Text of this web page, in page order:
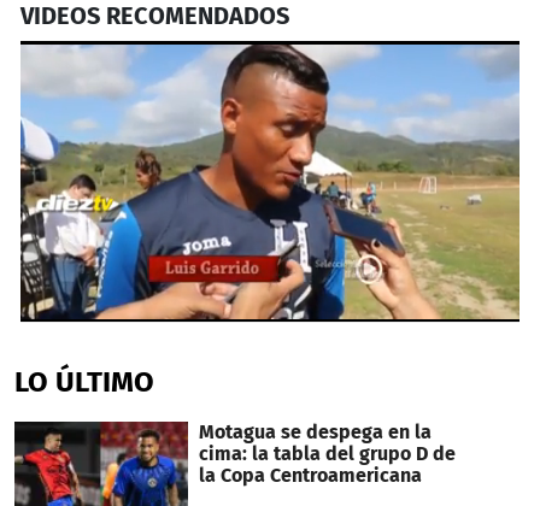
VIDEOS RECOMENDADOS
of
29
LO ÚLTIMO
Motagua se despega en la
cima: la tabla del grupo D de
la Copa Centroamericana